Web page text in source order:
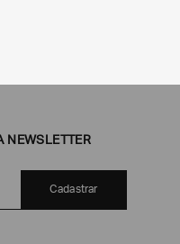
NEWSLETTER
Cadastrar